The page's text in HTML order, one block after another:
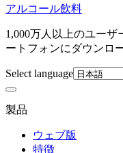
アルコール飲料
1,000万人以上のユーザ
ートフォンにダウンロ
Select language
製品
ウェブ版
特徴